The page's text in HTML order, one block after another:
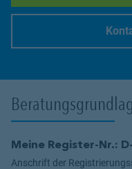
Meine Register-Nr.:
Anschrift der